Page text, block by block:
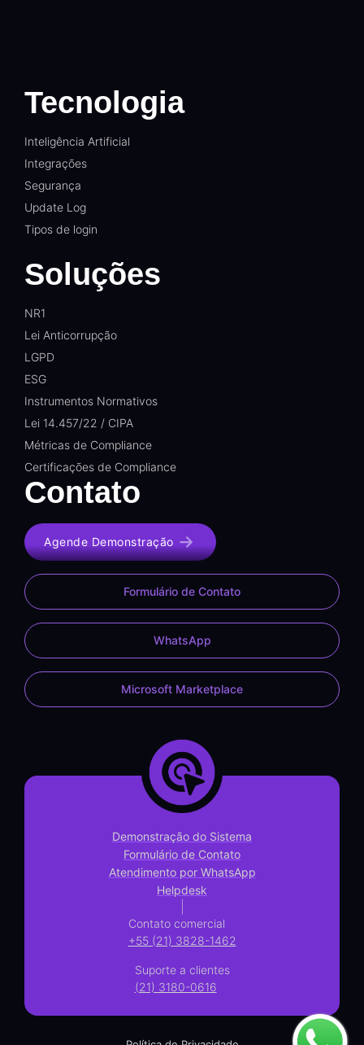
Tecnologia
Inteligência Artificial
Integrações
Segurança
Update Log
Tipos de login
Soluções
NR1
Lei Anticorrupção
LGPD
ESG
Instrumentos Normativos
Lei 14.457/22 / CIPA
Métricas de Compliance
Certificações de Compliance
Contato
Agende Demonstração
Formulário de Contato
WhatsApp
Microsoft Marketplace
Demonstração do Sistema
Formulário de Contato
Atendimento por WhatsApp
Helpdesk
Contato comercial
+55 (21) 3828-1462
Suporte a clientes
(21) 3180-0616